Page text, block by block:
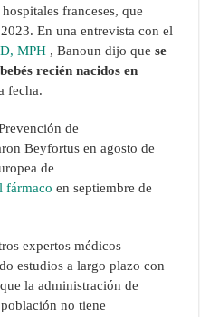
franceses, que
En una entrevista con el
MPH , Banoun dijo quese
recién nacidos en
fecha.
de
Beyfortus en agosto de
de
fármaco en septiembre de
expertos médicos
estudios a largo plazo con
la administración de
no tiene